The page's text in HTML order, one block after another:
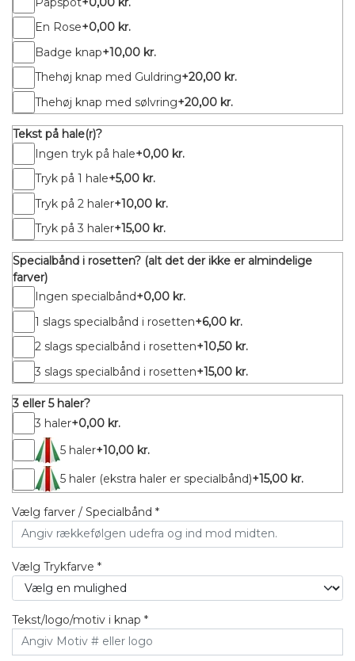
En Rose+0,00 kr.
Badge knap+10,00 kr.
Thehøj knap med Guldring+20,00 kr.
Thehøj knap med sølvring+20,00 kr.
Tekst på hale(r)?
Ingen tryk på hale+0,00 kr.
Tryk på 1 hale+5,00 kr.
Tryk på 2 haler+10,00 kr.
Tryk på 3 haler+15,00 kr.
Specialbånd i rosetten? (alt det der ikke er almindelige
farver)
Ingen specialbånd+0,00 kr.
1 slags specialbånd i rosetten+6,00 kr.
2 slags specialbånd i rosetten+10,50 kr.
3 slags specialbånd i rosetten+15,00 kr.
3 eller 5 haler?
3 haler+0,00 kr.
5 haler+10,00 kr.
5 haler (ekstra haler er specialbånd)+15,00 kr.
Vælg farver / Specialbånd *
Vælg Trykfarve *
Tekst/logo/motiv i knap *